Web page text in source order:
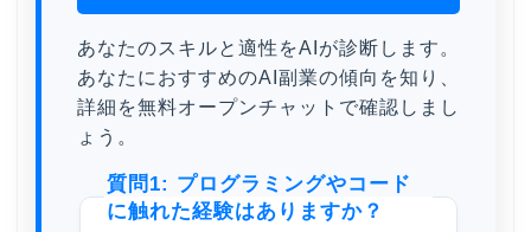
あなたのスキルと適性をAIが診断します。
あなたにおすすめのAI副業の傾向を知り、
詳細を無料オープンチャットで確認しまし
ょう。
質問1: プログラミングやコード
に触れた経験はありますか？